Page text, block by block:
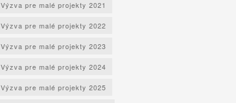
Výzva pre malé projekty 2021
Výzva pre malé projekty 2022
Výzva pre malé projekty 2023
Výzva pre malé projekty 2024
Výzva pre malé projekty 2025